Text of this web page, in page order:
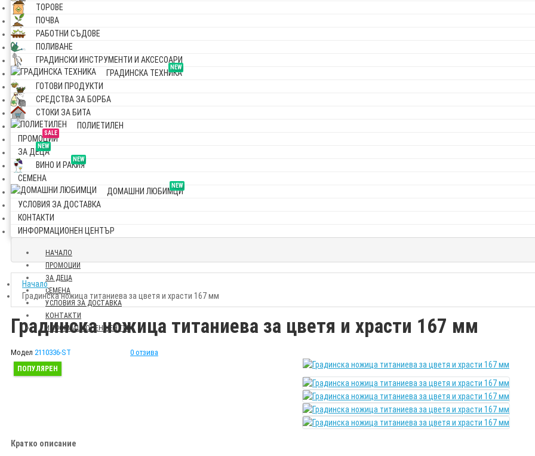
ТОРОВЕ
ПОЧВА
РАБОТНИ СЪДОВЕ
ПОЛИВАНЕ
ГРАДИНСКИ ИНСТРУМЕНТИ И АКСЕСОАРИ
NEW
ГРАДИНСКА ТЕХНИКА
ГОТОВИ ПРОДУКТИ
СРЕДСТВА ЗА БОРБА
СТОКИ ЗА БИТА
ПОЛИЕТИЛЕН
SALE
ПРОМОЦИИ
NEW
ЗА ДЕЦА
NEW
ВИНО И РАКИЯ
СЕМЕНА
NEW
ДОМАШНИ ЛЮБИМЦИ
УСЛОВИЯ ЗА ДОСТАВКА
КОНТАКТИ
ИНФОРМАЦИОНЕН ЦЕНТЪР
НАЧАЛО
ПРОМОЦИИ
ЗА ДЕЦА
СЕМЕНА
УСЛОВИЯ ЗА ДОСТАВКА
КОНТАКТИ
ИНФОРМАЦИОНЕН ЦЕНТЪР
Начало
Градинска ножица титаниева за цветя и храсти 167 мм
Градинска ножица титаниева за цветя и храсти 167 мм
Модел 2110336-ST 0 отзива
ПОПУЛЯРЕН
Кратко описание